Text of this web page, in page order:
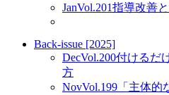
JanVol.201指導改善
Back-issue [2025]
DecVol.200付けるだ
方
NovVol.199 「主体